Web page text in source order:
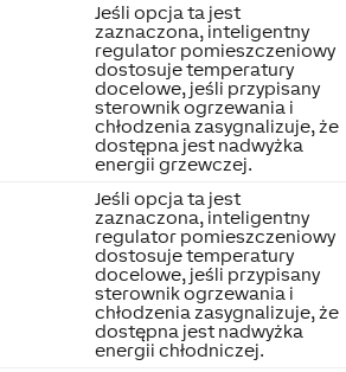
Jeśli opcja ta jest
zaznaczona, inteligentny
regulator pomieszczeniowy
dostosuje temperatury
docelowe, jeśli przypisany
sterownik ogrzewania i
chłodzenia zasygnalizuje, że
dostępna jest nadwyżka
energii grzewczej.
Jeśli opcja ta jest
zaznaczona, inteligentny
regulator pomieszczeniowy
dostosuje temperatury
docelowe, jeśli przypisany
sterownik ogrzewania i
chłodzenia zasygnalizuje, że
dostępna jest nadwyżka
energii chłodniczej.